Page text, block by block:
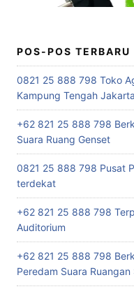
POS-POS TERBARU
0821 25 888 798 Toko
Kampung Tengah
+62 821 25 888 798
Suara Ruang Genset
0821 25 888 798 Pusat
terdekat
+62 821 25 888 798
Auditorium
+62 821 25 888 798
Peredam Suara Ruangan